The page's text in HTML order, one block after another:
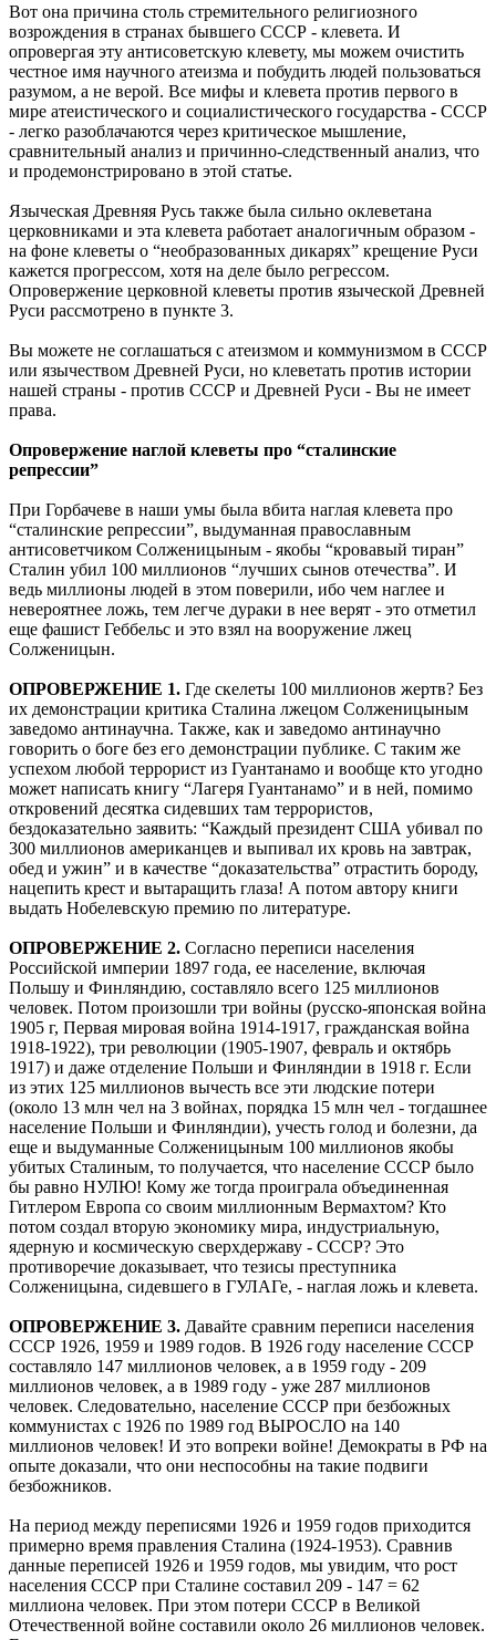
Вот она причина столь стремительного религиозного
возрождения в странах бывшего СССР - клевета. И
опровергая эту антисоветскую клевету, мы можем очистить
честное имя научного атеизма и побудить людей пользоваться
разумом, а не верой. Все мифы и клевета против первого в
мире атеистического и социалистического государства - СССР
- легко разоблачаются через критическое мышление,
сравнительный анализ и причинно-следственный анализ, что
и продемонстрировано в этой статье.
Языческая Древняя Русь также была сильно оклеветана
церковниками и эта клевета работает аналогичным образом -
на фоне клеветы о “необразованных дикарях” крещение Руси
кажется прогрессом, хотя на деле было регрессом.
Опровержение церковной клеветы против языческой Древней
Руси рассмотрено в пункте 3.
Вы можете не соглашаться с атеизмом и коммунизмом в СССР
или язычеством Древней Руси, но клеветать против истории
нашей страны - против СССР и Древней Руси - Вы не имеет
права.
Опровержение наглой клеветы про “сталинские
репрессии”
При Горбачеве в наши умы была вбита наглая клевета про
“сталинские репрессии”, выдуманная православным
антисоветчиком Солженицыным - якобы “кровавый тиран”
Сталин убил 100 миллионов “лучших сынов отечества”. И
ведь миллионы людей в этом поверили, ибо чем наглее и
невероятнее ложь, тем легче дураки в нее верят - это отметил
еще фашист Геббельс и это взял на вооружение лжец
Солженицын.
ОПРОВЕРЖЕНИЕ 1. Где скелеты 100 миллионов жертв? Без
их демонстрации критика Сталина лжецом Солженицыным
заведомо антинаучна. Также, как и заведомо антинаучно
говорить о боге без его демонстрации публике. С таким же
успехом любой террорист из Гуантанамо и вообще кто угодно
может написать книгу “Лагеря Гуантанамо” и в ней, помимо
откровений десятка сидевших там террористов,
бездоказательно заявить: “Каждый президент США убивал по
300 миллионов американцев и выпивал их кровь на завтрак,
обед и ужин” и в качестве “доказательства” отрастить бороду,
нацепить крест и вытаращить глаза! А потом автору книги
выдать Нобелевскую премию по литературе.
ОПРОВЕРЖЕНИЕ 2. Согласно переписи населения
Российской империи 1897 года, ее население, включая
Польшу и Финляндию, составляло всего 125 миллионов
человек. Потом произошли три войны (русско-японская война
1905 г, Первая мировая война 1914-1917, гражданская война
1918-1922), три революции (1905-1907, февраль и октябрь
1917) и даже отделение Польши и Финляндии в 1918 г. Если
из этих 125 миллионов вычесть все эти людские потери
(около 13 млн чел на 3 войнах, порядка 15 млн чел - тогдашнее
население Польши и Финляндии), учесть голод и болезни, да
еще и выдуманные Солженицыным 100 миллионов якобы
убитых Сталиным, то получается, что население СССР было
бы равно НУЛЮ! Кому же тогда проиграла объединенная
Гитлером Европа со своим миллионным Вермахтом? Кто
потом создал вторую экономику мира, индустриальную,
ядерную и космическую сверхдержаву - СССР? Это
противоречие доказывает, что тезисы преступника
Солженицына, сидевшего в ГУЛАГе, - наглая ложь и клевета.
ОПРОВЕРЖЕНИЕ 3. Давайте сравним переписи населения
СССР 1926, 1959 и 1989 годов. В 1926 году население СССР
составляло 147 миллионов человек, а в 1959 году - 209
миллионов человек, а в 1989 году - уже 287 миллионов
человек. Следовательно, население СССР при безбожных
коммунистах с 1926 по 1989 год ВЫРОСЛО на 140
миллионов человек! И это вопреки войне! Демократы в РФ на
опыте доказали, что они неспособны на такие подвиги
безбожников.
На период между переписями 1926 и 1959 годов приходится
примерно время правления Сталина (1924-1953). Сравнив
данные переписей 1926 и 1959 годов, мы увидим, что рост
населения СССР при Сталине составил 209 - 147 = 62
миллиона человек. При этом потери СССР в Великой
Отечественной войне составили около 26 миллионов человек.